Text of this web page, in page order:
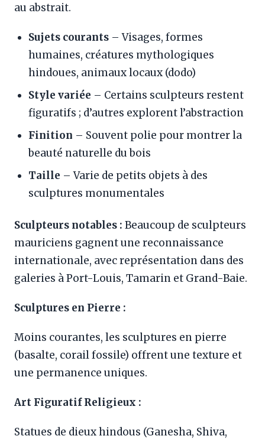
au abstrait.
Sujets courants – Visages, formes
humaines, créatures mythologiques
hindoues, animaux locaux (dodo)
Style variée – Certains sculpteurs restent
figuratifs ; d’autres explorent l’abstraction
Finition – Souvent polie pour montrer la
beauté naturelle du bois
Taille – Varie de petits objets à des
sculptures monumentales
Sculpteurs notables : Beaucoup de sculpteurs
mauriciens gagnent une reconnaissance
internationale, avec représentation dans des
galeries à Port-Louis, Tamarin et Grand-Baie.
Sculptures en Pierre :
Moins courantes, les sculptures en pierre
(basalte, corail fossile) offrent une texture et
une permanence uniques.
Art Figuratif Religieux :
Statues de dieux hindous (Ganesha, Shiva,